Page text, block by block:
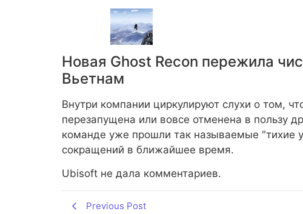
Новая Ghost Recon пережила
Вьетнам
Внутри компании циркулируют слухи о том,
перезапущена или вовсе отменена в пользу
команде уже прошли так называемые "тихие
сокращений в ближайшее время.
Ubisoft не дала комментариев.
Previous Post